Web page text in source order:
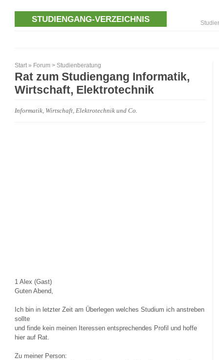
STUDIENGANG-VERZEICHNIS
Start » Forum > Studienberatung
Rat zum Studiengang Informatik,
Wirtschaft, Elektrotechnik
Informatik, Wirtschaft, Elektrotechnik und Co.
1 Alex (Gast)
Guten Abend,
Ich bin in letzter Zeit am Überlegen welches Studium ich anstreben
sollte
und finde kein meinen Iteressen entsprechendes Profil und hoffe
hier auf Rat.
Zu meiner Person: